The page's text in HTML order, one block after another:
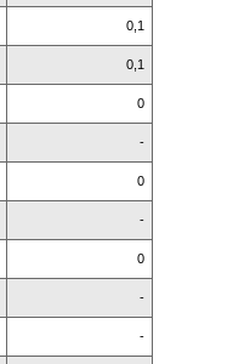
0,1
0,1
0
-
0
-
0
-
-